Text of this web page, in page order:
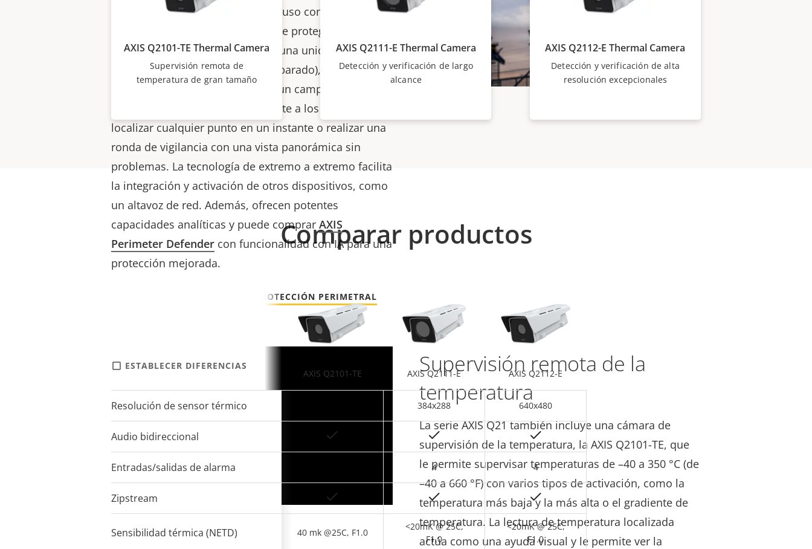
condiciones de iluminación e incluso con humo y
niebla ligera, todo ello a la vez que protege la
privacidad. Cuando se monta en una unidad de
posicionamiento (vendida por separado), estas
robustas cámaras proporcionan un campo de visión
de 360° sin obstáculos que permite a los operadores
localizar cualquier punto en un instante o realizar una
ronda de vigilancia con una vista panorámica sin
problemas. La tecnología de extremo a extremo facilita
la integración y activación de otros dispositivos, como
un altavoz de red. Además, ofrecen potentes
capacidades analíticas y puede comprar AXIS
Perimeter Defender con funcionalidad con IA para una
protección mejorada.
MÁS INFORMACIÓN SOBRE LA PROTECCIÓN PERIMETRAL
Supervisión remota de la
temperatura
La serie AXIS Q21 también incluye una cámara de
supervisión de la temperatura, la AXIS Q2101-TE, que
le permite supervisar temperaturas de –40 a 350 °C (de
–40 a 660 °F) con varios tipos de activación, como la
temperatura más baja y la más alta o el gradiente de
temperatura. La lectura de temperatura localizada
actúa como una ayuda visual y le permite ver la
AXIS Q2101-TE Thermal Camera
Supervisión remota de
temperatura de gran tamaño
AXIS Q2111-E Thermal Camera
Detección y verificación de largo
alcance
AXIS Q2112-E Thermal Camera
Detección y verificación de alta
resolución excepcionales
Comparar productos
ESTABLECER DIFERENCIAS
AXIS Q2101-TE AXIS Q2111-E AXIS Q2112-E
Resolución de sensor térmico 384x288 640x480
Audio bidireccional
Entradas/salidas de alarma 4 4
Zipstream
Sensibilidad térmica (NETD) 40 mk @25C, F1.0
<20mK @ 25C,
F1.0
<20mK @ 25C,
F1.0